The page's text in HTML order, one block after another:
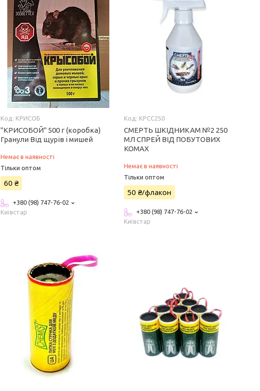
КРИСОБ
"КРИСОБОЙ" 500 г (коробка)
Гранули Від щурів і мишей
Немає в наявності
Тільки оптом
60 ₴
+380 (98) 747-76-02
Київстар
КРСС250
СМЕРТЬ ШКІДНИКАМ №2 250
МЛ СПРЕЙ ВІД ПОБУТОВИХ
КОМАХ
Немає в наявності
Тільки оптом
50 ₴/флакон
+380 (98) 747-76-02
Київстар